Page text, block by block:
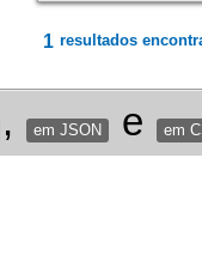
1 resultados
, em JSON e em